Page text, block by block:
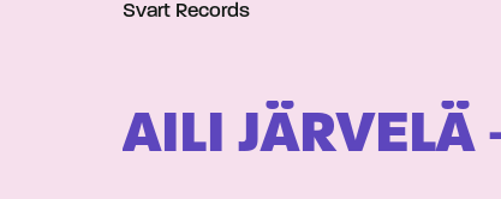
Svart Records
AILI JÄRVELÄ